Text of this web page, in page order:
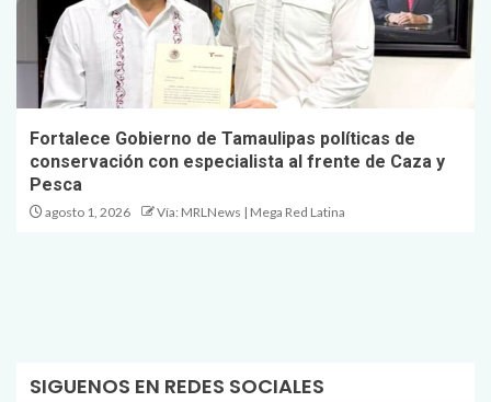
Fortalece Gobierno de Tamaulipas políticas de
conservación con especialista al frente de Caza y
Pesca
agosto 1, 2026 Vía: MRLNews | Mega Red Latina
SIGUENOS EN REDES SOCIALES